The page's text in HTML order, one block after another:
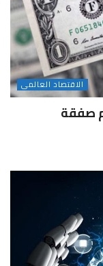
الاقتصاد العالمى
صفقة